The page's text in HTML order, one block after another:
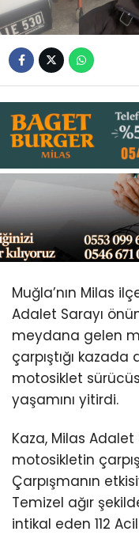
Muğla’nın Milas
Adalet Sarayı
meydana gelen
çarpıştığı
motosiklet
yaşamını yitirdi.
Kaza, Milas
motosikletin
Çarpışmanın
Temizel ağır
intikal eden 112